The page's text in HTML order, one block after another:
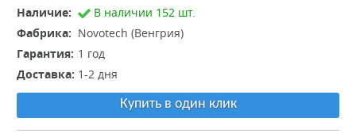
Наличие:
В наличии 152 шт.
Фабрика: Novotech (Венгрия)
Гарантия: 1 год
Доставка: 1-2 дня
Купить в один клик